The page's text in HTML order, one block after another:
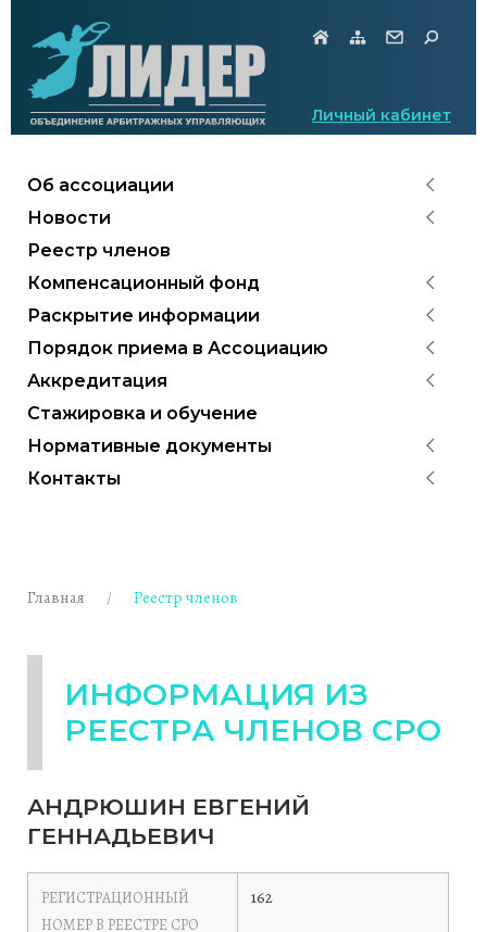
Личный кабинет
Об ассоциации
Новости
Реестр членов
Компенсационный фонд
Раскрытие информации
Порядок приема в Ассоциацию
Аккредитация
Стажировка и обучение
Нормативные документы
Контакты
Главная Реестр членов
ИНФОРМАЦИЯ ИЗ
РЕЕСТРА ЧЛЕНОВ СРО
АНДРЮШИН ЕВГЕНИЙ
ГЕННАДЬЕВИЧ
РЕГИСТРАЦИОННЫЙ
НОМЕР В РЕЕСТРЕ СРО
162